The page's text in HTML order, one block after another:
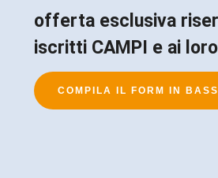
offerta esclusiva
iscritti CAMPI e ai
COMPILA IL FORM IN